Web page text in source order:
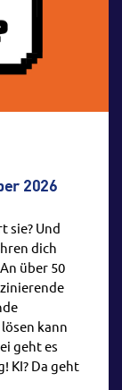
2026
sie? Und
dich
über 50
kann
geht es
KI? Da geht